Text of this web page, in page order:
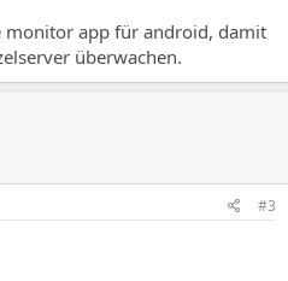
monitor app für android, damit
überwachen.
#3